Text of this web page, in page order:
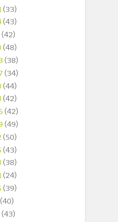
(33)
(43)
(42)
(48)
(38)
(34)
(44)
(42)
(42)
(49)
(50)
(43)
(38)
(24)
(39)
(40)
(43)